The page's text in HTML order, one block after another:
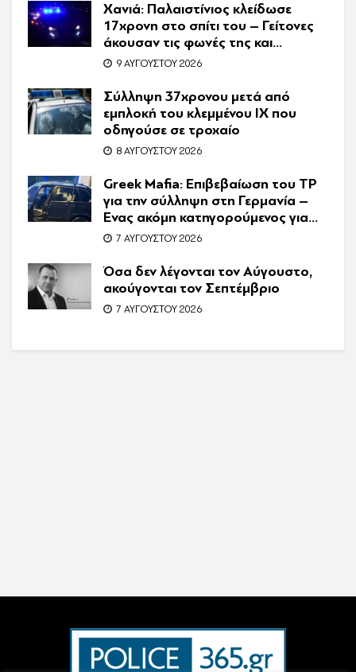
Χανιά: Παλαιστίνιος κλείδωσε
17χρονη στο σπίτι του – Γείτονες
άκουσαν τις φωνές της και
κάλεσαν την Αστυνομία
9 ΑΥΓΟΎΣΤΟΥ 2026
Σύλληψη 37χρονου μετά από
εμπλοκή του κλεμμένου ΙΧ που
οδηγούσε σε τροχαίο
8 ΑΥΓΟΎΣΤΟΥ 2026
Greek Mafia: Επιβεβαίωση τoυ ΤP
για την σύλληψη στη Γερμανία –
Ένας ακόμη κατηγορούμενος για
τον θάνατο του Ζαμπούνη
7 ΑΥΓΟΎΣΤΟΥ 2026
Όσα δεν λέγονται τον Αύγουστο,
ακούγονται τον Σεπτέμβριο
7 ΑΥΓΟΎΣΤΟΥ 2026